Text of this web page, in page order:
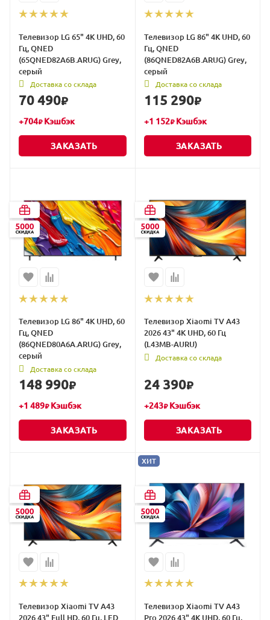
Телевизор LG 65" 4K UHD, 60
Гц, QNED
(65QNED82A6B.ARUG) Grey,
серый
Доставка со склада
70 490₽
+704₽Кэшбэк
ЗАКАЗАТЬ
Телевизор LG 86" 4K UHD, 60
Гц, QNED
(86QNED82A6B.ARUG) Grey,
серый
Доставка со склада
115 290₽
+1 152₽Кэшбэк
ЗАКАЗАТЬ
Телевизор LG 86" 4K UHD, 60
Гц, QNED
(86QNED80A6A.ARUG) Grey,
серый
Доставка со склада
148 990₽
+1 489₽Кэшбэк
ЗАКАЗАТЬ
Телевизор Xiaomi TV A43
2026 43" 4K UHD, 60 Гц
(L43MB-AURU)
Доставка со склада
24 390₽
+243₽Кэшбэк
ЗАКАЗАТЬ
Телевизор Xiaomi TV A43
2026 43" Full HD, 60 Гц, LED
ХИТ
Телевизор Xiaomi TV A43
Pro 2026 43" 4K UHD, 60 Гц,